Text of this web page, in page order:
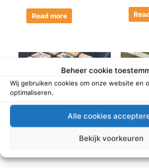
Beheer cookie
Wij gebruiken cookies om onze website en
optimaliseren.
Alle cookies
Bekijk voorkeuren
Read more